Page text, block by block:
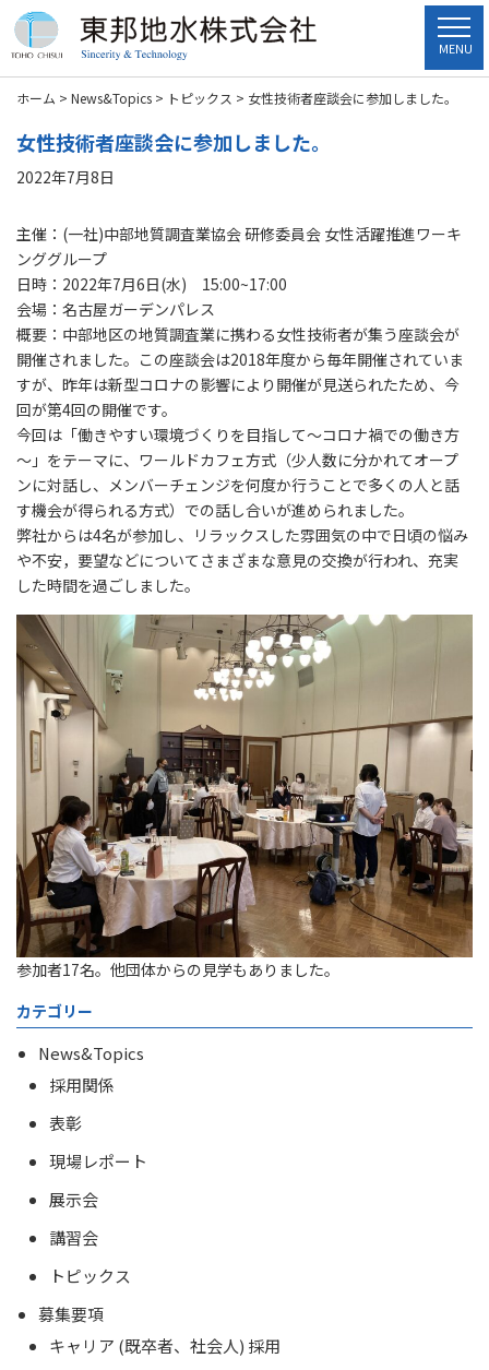
MENU
ホーム > News&Topics > トピックス > 女性技術者座談会に参加しました。
女性技術者座談会に参加しました。
2022年7月8日
主催：(一社)中部地質調査業協会 研修委員会 女性活躍推進ワーキ
ンググループ
日時：2022年7月6日(水) 15:00~17:00
会場：名古屋ガーデンパレス
概要：中部地区の地質調査業に携わる女性技術者が集う座談会が
開催されました。この座談会は2018年度から毎年開催されていま
すが、昨年は新型コロナの影響により開催が見送られたため、今
回が第4回の開催です。
今回は「働きやすい環境づくりを目指して～コロナ禍での働き方
～」をテーマに、ワールドカフェ方式（少人数に分かれてオープ
ンに対話し、メンバーチェンジを何度か行うことで多くの人と話
す機会が得られる方式）での話し合いが進められました。
弊社からは4名が参加し、リラックスした雰囲気の中で日頃の悩み
や不安，要望などについてさまざまな意見の交換が行われ、充実
した時間を過ごしました。
参加者17名。他団体からの見学もありました。
カテゴリー
News&Topics
採用関係
表彰
現場レポート
展示会
講習会
トピックス
募集要項
キャリア (既卒者、社会人) 採用